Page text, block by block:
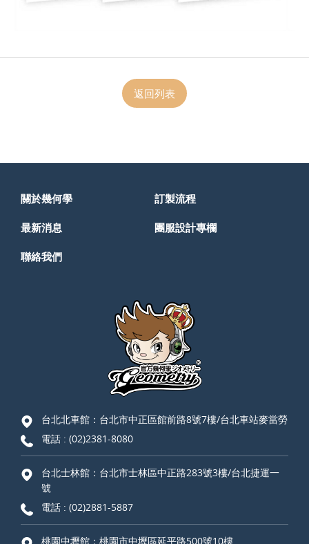
返回列表
關於幾何學 訂製流程
最新消息 團服設計專欄
聯絡我們
台北北車館：台北市中正區館前路8號7樓/台北車站麥當勞
電話 : (02)2381-8080
台北士林館：台北市士林區中正路283號3樓/台北捷運一
號
電話 : (02)2881-5887
桃園中壢館：桃園市中壢區延平路500號10樓